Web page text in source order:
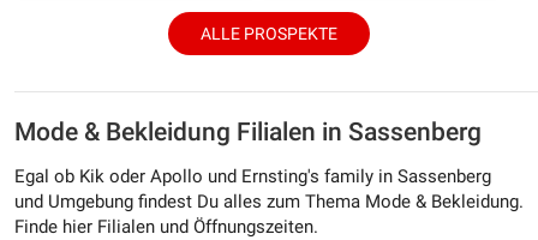
ALLE PROSPEKTE
Mode & Bekleidung Filialen in Sassenberg
Egal ob Kik oder Apollo und Ernsting's family in Sassenberg
und Umgebung findest Du alles zum Thema Mode & Bekleidung.
Finde hier Filialen und Öffnungszeiten.